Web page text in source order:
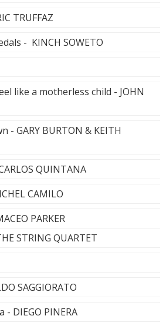
TRUFFAZ
- KINCH SOWETO
like a motherless child - JOHN
- GARY BURTON & KEITH
QUINTANA
CAMILO
PARKER
STRING QUARTET
SAGGIORATO
DIEGO PINERA